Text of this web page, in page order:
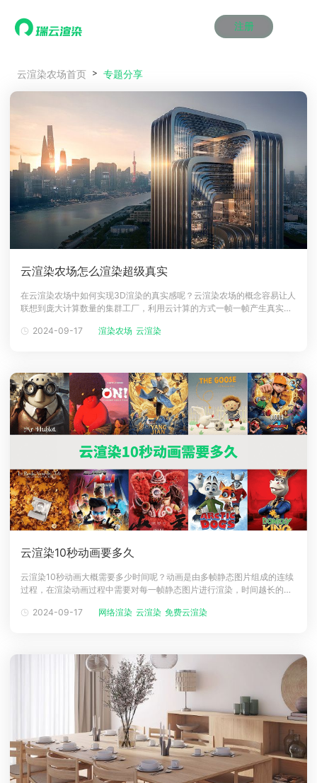
注册
效果图渲染
云渲染管理系统
瑞兔百宝箱
AI视频插帧
效果图渲染
云渲染管理系统
瑞兔百宝箱
AI视频插帧
效果图渲染
云渲染管理系统
瑞兔百宝箱
AI视频插帧
效果图渲染
云渲染管理系统
瑞兔百宝箱
AI视频插帧
效果图渲染
云渲染管理系统
瑞兔百宝箱
AI视频插帧
效果图渲染
云渲染管理系统
瑞兔百宝箱
AI视频插帧
解决方案
Maya云渲染方案
3ds Max云渲染方案
Cinema 4D云渲染方案
Blender 云渲染方案
Maya AI渲染方案
Maya云渲染方案
3ds Max云渲染方案
Cinema 4D云渲染方案
Blender 云渲染方案
Maya AI渲染方案
Maya云渲染方案
3ds Max云渲染方案
Cinema 4D云渲染方案
Blender 云渲染方案
Maya AI渲染方案
Maya云渲染方案
3ds Max云渲染方案
Cinema 4D云渲染方案
Blender 云渲染方案
Maya AI渲染方案
Maya云渲染方案
3ds Max云渲染方案
Cinema 4D云渲染方案
Blender 云渲染方案
Maya AI渲染方案
Maya云渲染方案
3ds Max云渲染方案
Cinema 4D云渲染方案
Blender 云渲染方案
Maya AI渲染方案
价格
动画价格
效果图价格
云制作价格
动画价格
效果图价格
云制作价格
动画价格
效果图价格
云制作价格
动画价格
效果图价格
云制作价格
动画价格
效果图价格
云制作价格
动画价格
效果图价格
云制作价格
案例
资讯&赛事
新闻资讯
渲染百科
渲染大赛
泛CG交流会
新闻资讯
渲染百科
渲染大赛
泛CG交流会
新闻资讯
渲染百科
渲染大赛
泛CG交流会
新闻资讯
渲染百科
渲染大赛
泛CG交流会
新闻资讯
渲染百科
渲染大赛
泛CG交流会
新闻资讯
渲染百科
渲染大赛
泛CG交流会
特惠专区
教育优惠
教育优惠
教育优惠
教育优惠
教育优惠
教育优惠
关于我们
下载
登录
云渲染农场首页 专题分享
云渲染农场怎么渲染超级真实
在云渲染农场中如何实现3D渲染的真实感呢？云渲染农场的概念容易让人
联想到庞大计算数量的集群工厂，利用云计算的方式一帧一帧产生真实的
物视觉对于效果的真实感是一目了然，当我们在渲染3D模型时，渲染的速
2024-09-17 渲染农场 云渲染
云渲染10秒动画要多久
云渲染10秒动画大概需要多少时间呢？动画是由多帧静态图片组成的连续
过程，在渲染动画过程中需要对每一帧静态图片进行渲染，时间越长的动
渲染动画的时间怎么算呢，一起来看看吧！一、云渲染动画影响因素1、复
2024-09-17 网络渲染 云渲染 免费云渲染